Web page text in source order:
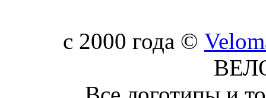
c 2000 года ©